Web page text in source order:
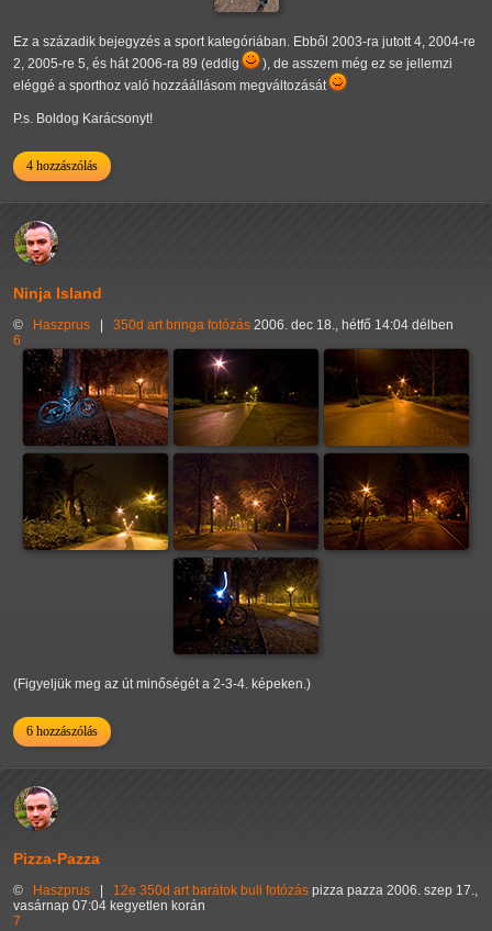
Ez a századik bejegyzés a sport kategóriában. Ebből 2003-ra jutott 4, 2004-re
2, 2005-re 5, és hát 2006-ra 89 (eddig
), de asszem még ez se jellemzi
eléggé a sporthoz való hozzáállásom megváltozását
P.s. Boldog Karácsonyt!
4 hozzászólás
Ninja Island
© Haszprus 350d art bringa fotózás 2006. dec 18., hétfő 14:04 délben
6
(Figyeljük meg az út minőségét a 2-3-4. képeken.)
6 hozzászólás
Pizza-Pazza
© Haszprus 12e 350d art barátok buli fotózás pizza pazza 2006. szep 17.,
vasárnap 07:04 kegyetlen korán
7